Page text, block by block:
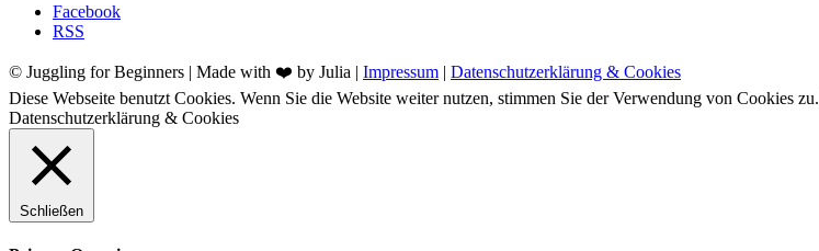
Facebook
RSS
© Juggling for Beginners | Made with ❤️ by Julia | Impressum | Datenschutzerklärung & Cookies
Diese Webseite benutzt Cookies. Wenn Sie die Website weiter nutzen, stimmen Sie der Verwendung von Cookies zu.
Datenschutzerklärung & Cookies
Schließen